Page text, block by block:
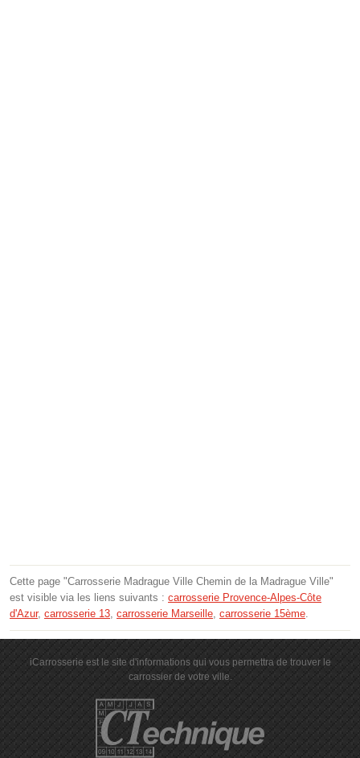
Cette page "Carrosserie Madrague Ville Chemin de la Madrague Ville"
est visible via les liens suivants : carrosserie Provence-Alpes-Côte
d'Azur, carrosserie 13 carrosserie Marseille carrosserie 15ème
iCarrosserie est le site d'informations qui vous permettra de trouver le
carrossier de votre ville.